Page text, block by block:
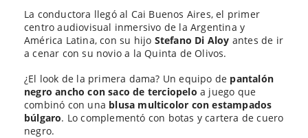
La conductora llegó al Cai Buenos Aires, el primer
centro audiovisual inmersivo de la Argentina y
América Latina, con su hijo Stefano Di Aloy antes de ir
a cenar con su novio a la Quinta de Olivos.
¿El look de la primera dama? Un equipo de pantalón
negro ancho con saco de terciopelo a juego que
combinó con una blusa multicolor con estampados
búlgaro. Lo complementó con botas y cartera de cuero
negro.